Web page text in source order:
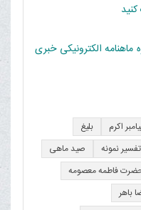
الکترونیکی خبری
اکرم
بلیغ
تفسیر نمونه
صید ماهی
فاطمه معصومه
باهر